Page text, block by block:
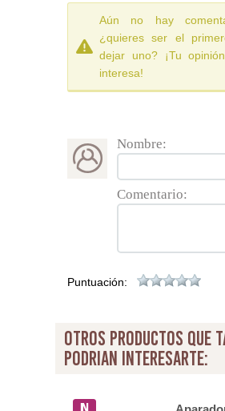
Aún no hay
¿quieres ser el
dejar uno? ¡Tu
interesa!
Nombre:
Comentario:
Puntuación:
otros productos que
podrian interesarte: